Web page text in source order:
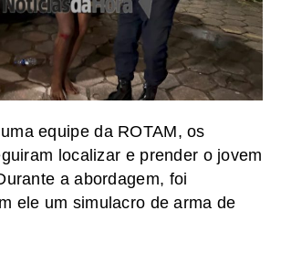
equipe da ROTAM, os
localizar e prender o jovem
a abordagem, foi
ele um simulacro de arma de